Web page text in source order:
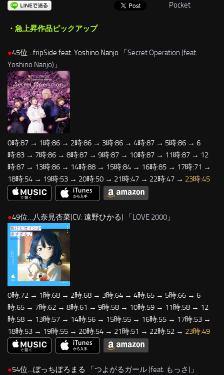
Pocket
・急上昇作品ピックアップ
●45位…fripSide feat. Yoshino Nanjo 「Secret Operation (feat.
Yoshino Nanjo) 」
0時:87 → 1時:86 → 2時:86 → 3時:86 → 4時:87 → 5時:86 → 6
時:83 → 7時:86 → 8時:87 → 9時:87 → 10時:87 → 11時:87 → 12
時:87 → 13時:86 → 14時:88 → 15時:84 → 16時:85 → 17時:71 →
18時:54 → 19時:53 → 20時:50 → 21時:47 → 22時:47 → 23時:45
●49位…八奈見杏菜(CV: 遠野ひかる) 「LOVE 2000 」
0時:72 → 1時:68 → 2時:68 → 3時:64 → 4時:65 → 5時:66 → 6
時:65 → 7時:62 → 8時:61 → 9時:58 → 10時:59 → 11時:58 → 12
時:58 → 13時:57 → 14時:56 → 15時:55 → 16時:55 → 17時:53 →
18時:53 → 19時:55 → 20時:54 → 21時:51 → 22時:52 → 23時:49
●54位…ぼっちぼろまる 「 つよがるガール (feat. もっさ) 」